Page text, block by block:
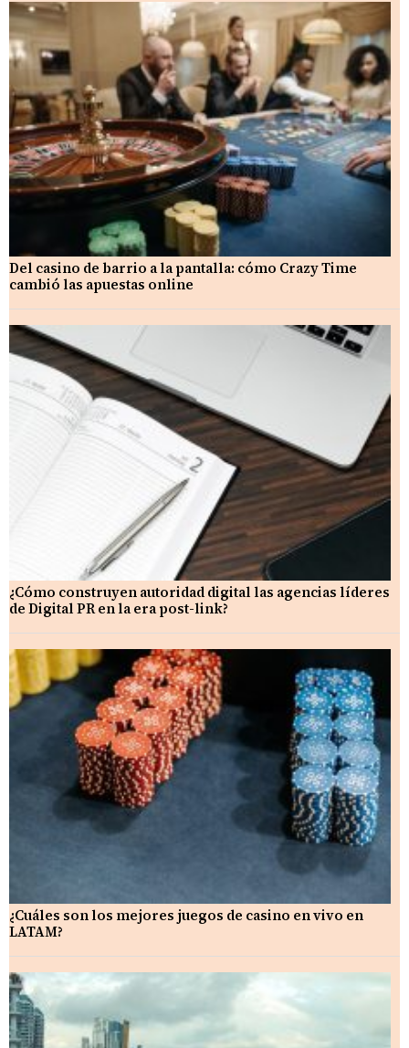
Del casino de barrio a la pantalla: cómo Crazy Time
cambió las apuestas online
¿Cómo construyen autoridad digital las agencias líderes
de Digital PR en la era post-link?
¿Cuáles son los mejores juegos de casino en vivo en
LATAM?